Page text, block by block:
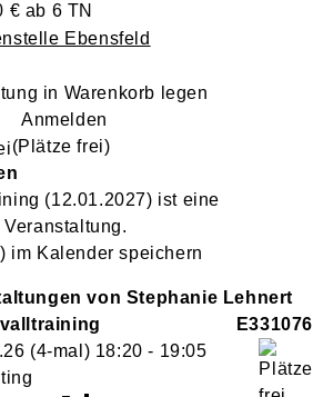
€ ab 6 TN
Ebensfeld
in Warenkorb legen
Anmelden
(Plätze frei)
(12.01.2027) ist eine
im Kalender speichern
von Stephanie Lehnert
E331076
(4-mal) 18:20 - 19:05